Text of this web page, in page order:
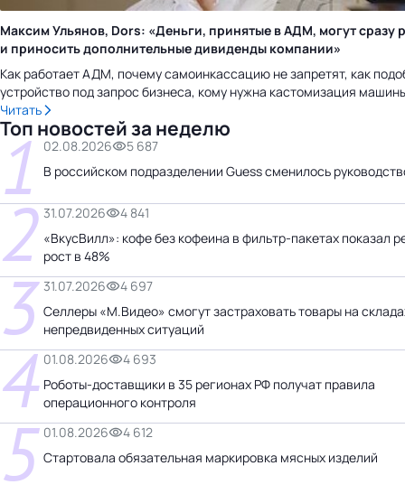
Максим Ульянов, Dors: «Деньги, принятые в АДМ, могут сразу
и приносить дополнительные дивиденды компании»
Как работает АДМ, почему самоинкассацию не запретят, как
устройство под запрос бизнеса, кому нужна кастомизация
Читать
Топ новостей за неделю
1 02.08.2026
5 687
В российском подразделении Guess сменилось
2 31.07.2026
4 841
«ВкусВилл»: кофе без кофеина в фильтр-пакетах показал
рост в 48%
3 31.07.2026
4 697
Селлеры «М.Видео» смогут застраховать товары на
непредвиденных ситуаций
4 01.08.2026
4 693
Роботы-доставщики в 35 регионах РФ получат правила
операционного контроля
5 01.08.2026
4 612
Стартовала обязательная маркировка мясных изделий